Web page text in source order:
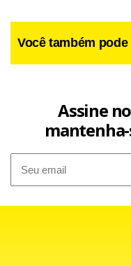
Você também
Assine